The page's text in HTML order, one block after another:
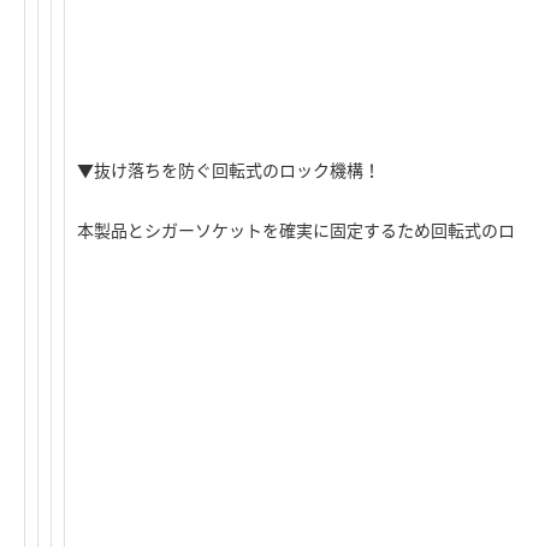
▼抜け落ちを防ぐ回転式のロック機構！
本製品とシガーソケットを確実に固定するため回転式のロッ